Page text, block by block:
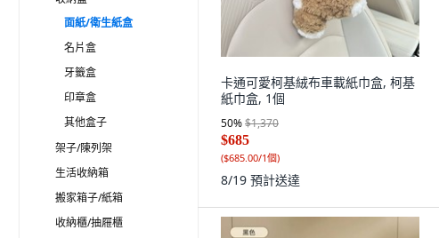
面紙/衛生紙盒
名片盒
牙籤盒
印章盒
其他盒子
架子/陳列架
生活收納箱
搬家箱子/紙箱
收納櫃/抽屜櫃
卡通可愛柯基絨布車載紙巾盒, 柯基
紙巾盒, 1個
50%$1,370
$685
($685.00/1個)
8/19 預計送達